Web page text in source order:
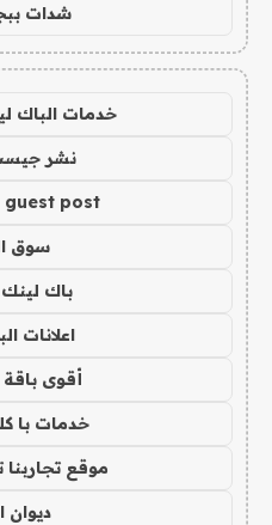
شدات
خدمات الباك
نشر
guest post مقال ضيف
سوق
باك لينك
اعلانات
أقوى
خدمات با
موقع تجاربنا
ديوان